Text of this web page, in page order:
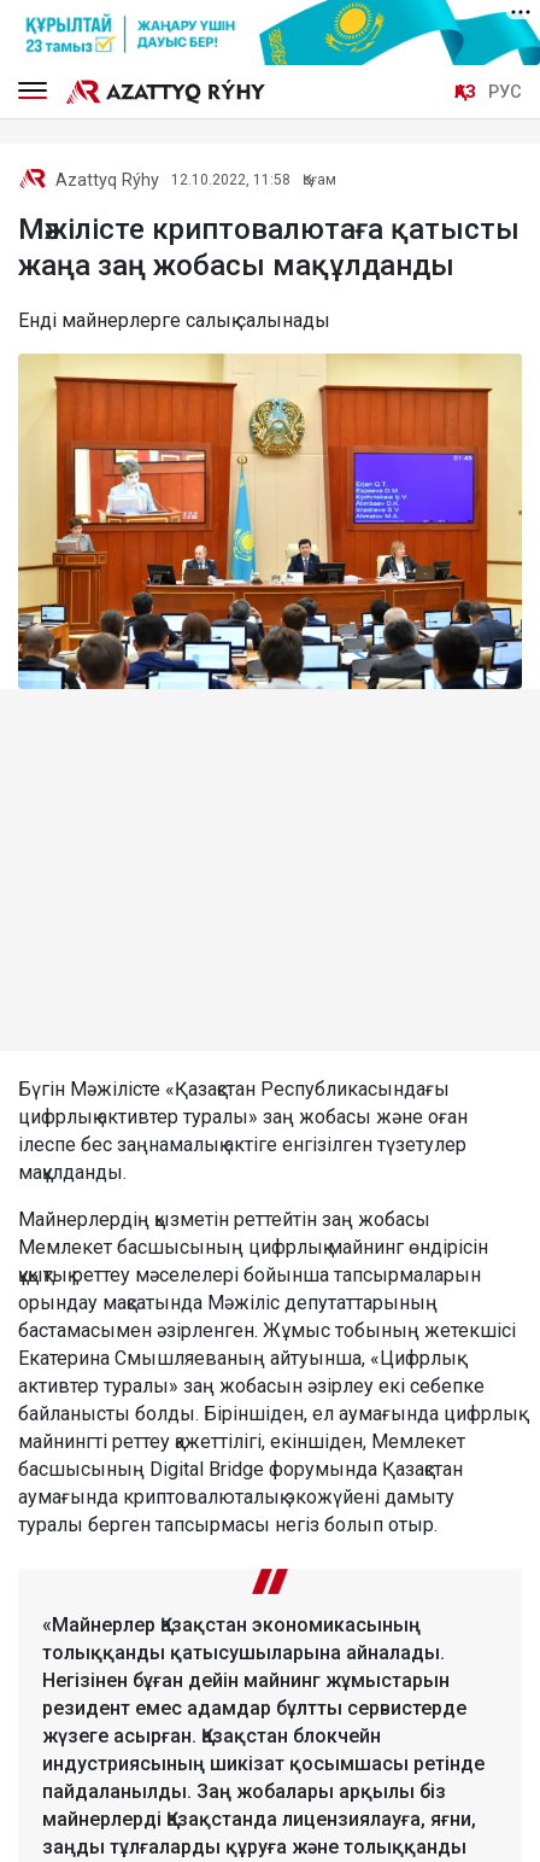
ҚАЗ РУС
Azattyq Rýhy 12.10.2022, 11:58 Қоғам
Мәжілісте криптовалютаға қатысты
жаңа заң жобасы мақұлданды
Енді майнерлерге салық салынады
Бүгін Мәжілісте «Қазақстан Республикасындағы
цифрлық активтер туралы» заң жобасы және оған
ілеспе бес заңнамалық актіге енгізілген түзетулер
мақұлданды.
Майнерлердің қызметін реттейтін заң жобасы
Мемлекет басшысының цифрлық майнинг өндірісін
құқықтық реттеу мәселелері бойынша тапсырмаларын
орындау мақсатында Мәжіліс депутаттарының
бастамасымен әзірленген. Жұмыс тобының жетекшісі
Екатерина Смышляеваның айтуынша, «Цифрлық
активтер туралы» заң жобасын әзірлеу екі себепке
байланысты болды. Біріншіден, ел аумағында цифрлық
майнингті реттеу қажеттілігі, екіншіден, Мемлекет
басшысының Digital Bridge форумында Қазақстан
аумағында криптовалюталық экожүйені дамыту
туралы берген тапсырмасы негіз болып отыр.
«Майнерлер Қазақстан экономикасының
толыққанды қатысушыларына айналады.
Негізінен бұған дейін майнинг жұмыстарын
резидент емес адамдар бұлтты сервистерде
жүзеге асырған. Қазақстан блокчейн
индустриясының шикізат қосымшасы ретінде
пайдаланылды. Заң жобалары арқылы біз
майнерлерді Қазақстанда лицензиялауға, яғни,
заңды тұлғаларды құруға және толыққанды